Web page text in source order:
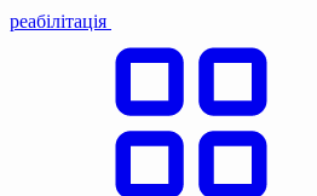
реабілітація